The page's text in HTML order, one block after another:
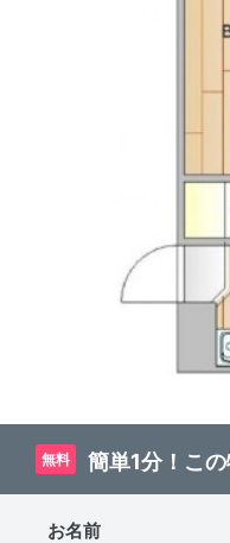
無料 簡単1分！こ
お名前